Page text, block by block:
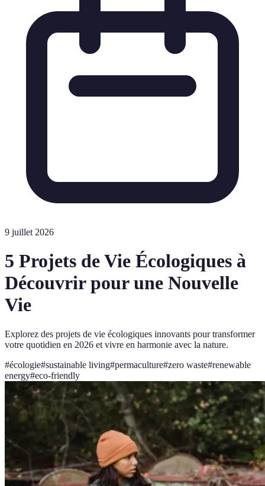
9 juillet 2026
5 Projets de Vie Écologiques à
Découvrir pour une Nouvelle
Vie
Explorez des projets de vie écologiques innovants pour transformer
votre quotidien en 2026 et vivre en harmonie avec la nature.
#écologie#sustainable living#permaculture#zero waste#renewable
energy#eco-friendly